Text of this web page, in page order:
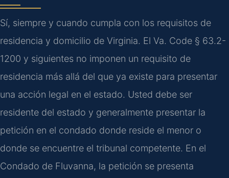
Sí, siempre y cuando cumpla con los requisitos de
residencia y domicilio de Virginia. El Va. Code § 63.2-
1200 y siguientes no imponen un requisito de
residencia más allá del que ya existe para presentar
una acción legal en el estado. Usted debe ser
residente del estado y generalmente presentar la
petición en el condado donde reside el menor o
donde se encuentre el tribunal competente. En el
Condado de Fluvanna, la petición se presenta